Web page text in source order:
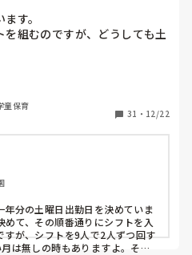
す。
組むのですが、どうしても土
、いつも苦労しています。
ざ勤務が始まると一日も土曜
と制限をかける
とのできる日を1日だけピッ
が難しければ自身で代わりの
れることを考えています。
童保育
31 ・ 12/22
分の土曜日出勤日を決めていま
て、その順番通りにシフトを入
すが、シフトを9人で2人ずつ回す
は無しの時もありますよ。その